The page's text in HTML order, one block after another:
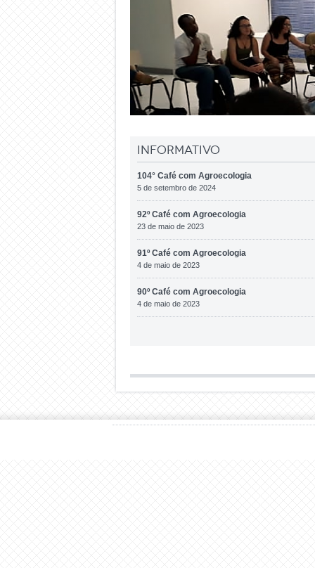
Informativo
104° Café com Agroecologia
5 de setembro de 2024
92º Café com Agroecologia
23 de maio de 2023
91º Café com Agroecologia
4 de maio de 2023
90º Café com Agroecologia
4 de maio de 2023